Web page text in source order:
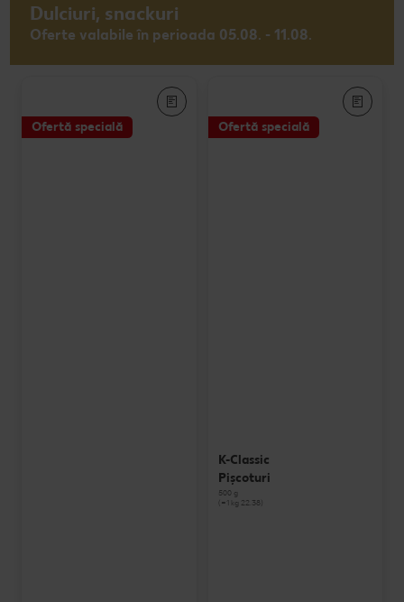
Dulciuri, snackuri
Oferte valabile în perioada 05.08. - 11.08.
Ofertă specială Ofertă specială
K-Classic
Pișcoturi
500 g
(=1 kg 22.38)